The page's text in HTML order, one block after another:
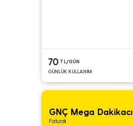
70 TL/GÜN
GÜNLÜK KULLANIM
GNÇ Mega Dakikacı
Faturalı